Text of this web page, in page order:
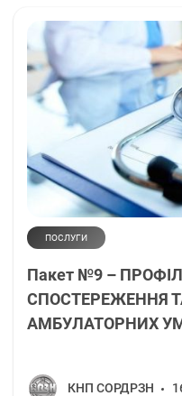
ПОСЛУГИ
Пакет №9 –
СПОСТЕРЕЖЕННЯ
АМБУЛАТОРНИХ
КНП СОРДРЗН